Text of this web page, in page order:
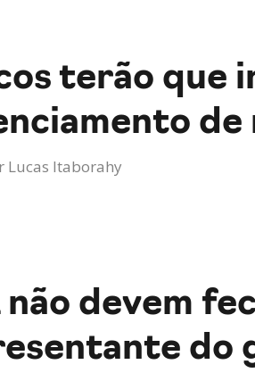
terão que
de
Lucas Itaborahy
não devem
do